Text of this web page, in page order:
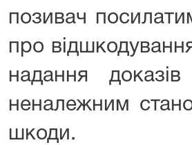
позивач
про
надання
неналежним
шкоди.